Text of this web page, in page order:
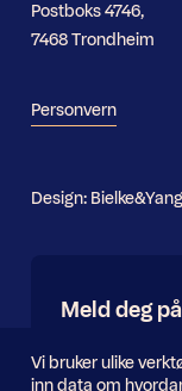
Postboks 4746,
7468 Trondheim
Personvern
Design: Bielke&Yang
Informasjonskapsler
Vi bruker ulike
inn data om
Meld deg